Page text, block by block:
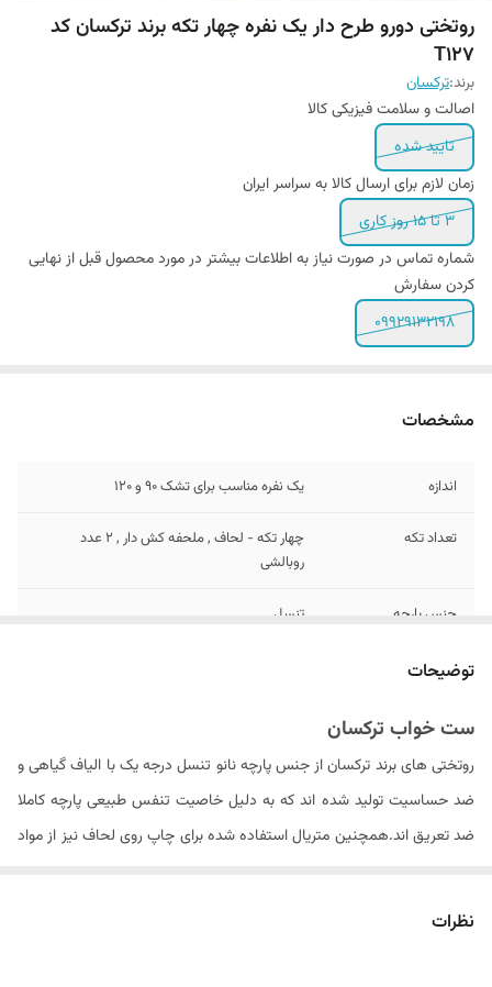
روتختی دورو طرح دار یک نفره چهار تکه برند ترکسان کد
T127
برند:ترکسان
اصالت و سلامت فیزیکی کالا
تایید شده
زمان لازم برای ارسال کالا به سراسر ایران
3 تا 15 روز کاری
شماره تماس در صورت نیاز به اطلاعات بیشتر در مورد محصول قبل از نهایی
کردن سفارش
09929132198
مشخصات
اندازه یک نفره مناسب برای تشک 90 و ۱۲0
تعداد تکه
چهار تکه - لحاف , ملحفه کش دار , ۲ عدد
روبالشی
جنس پارچه تنسل
تعداد روبالشی
سایز روبالشی
مدل روبالشی پاکتی
ابعاد لحاف
توضیحات
ست خواب ترکسان
روتختی های برند ترکسان از جنس پارچه نانو تنسل درجه یک با الیاف گیاهی و
ضد حساسیت تولید شده اند که به دلیل خاصیت تنفس طبیعی پارچه کاملا
ضد تعریق اند.همچنین متریال استفاده شده برای چاپ روی لحاف نیز از مواد
نظرات